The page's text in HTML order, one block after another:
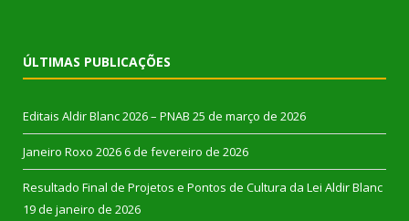
ÚLTIMAS PUBLICAÇÕES
Editais Aldir Blanc 2026 – PNAB 25 de março de 2026
Janeiro Roxo 2026 6 de fevereiro de 2026
Resultado Final de Projetos e Pontos de Cultura da Lei Aldir Blanc
19 de janeiro de 2026